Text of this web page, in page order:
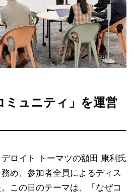
ミュニティ」を運営
ロイト トーマツの額田 康利氏
め、参加者全員によるディス
この日のテーマは、「なぜコ